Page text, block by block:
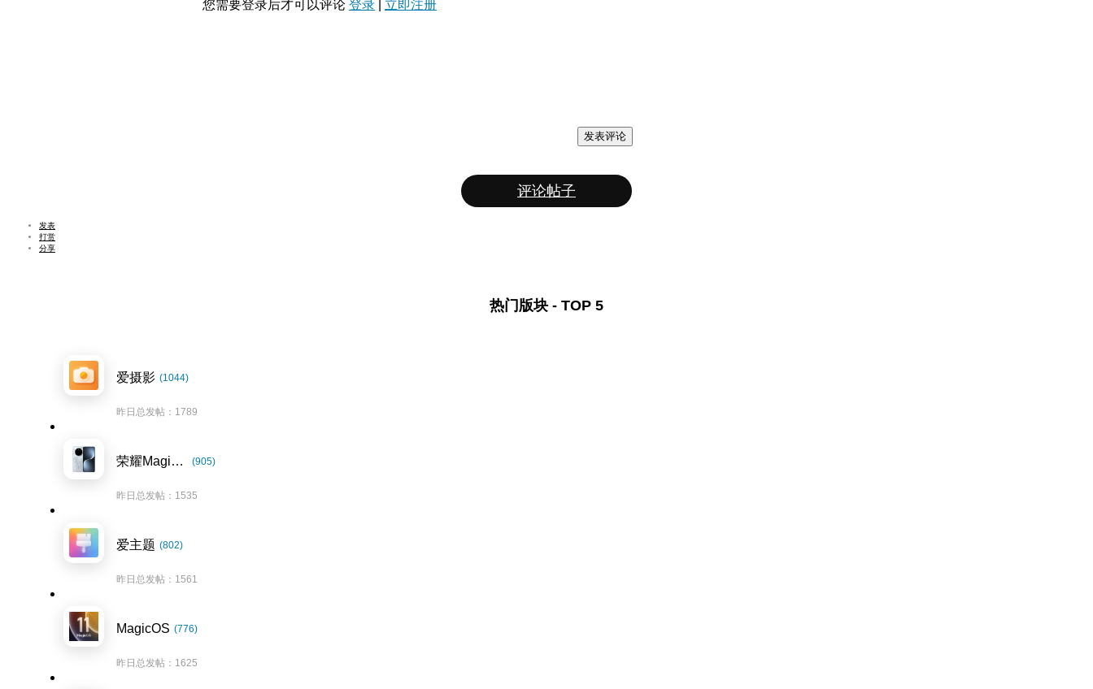
您需要登录后才可以评论 登录 立即注册
发表评论
评论帖子
发表
打赏
分享
热门版块 - TOP 5
爱摄影 (1044)
昨日总发帖：1789
荣耀Magic7系列 (905)
昨日总发帖：1535
爱主题 (802)
昨日总发帖：1561
MagicOS (776)
昨日总发帖：1625